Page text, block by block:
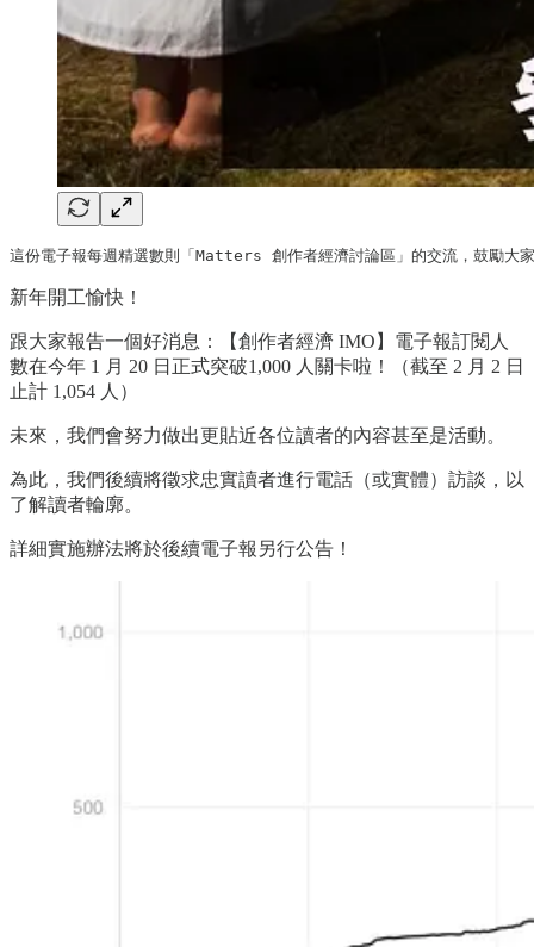
這份電子報每週精選數則「Matters 創作者經濟討論區」的交流，鼓勵大
新年開工愉快！
跟大家報告一個好消息：【創作者經濟 IMO】電子報訂閱人
數在今年 1 月 20 日正式突破1,000 人關卡啦！（截至 2 月 2 日
止計 1,054 人）
未來，我們會努力做出更貼近各位讀者的內容甚至是活動。
為此，我們後續將徵求忠實讀者進行電話（或實體）訪談，以
了解讀者輪廓。
詳細實施辦法將於後續電子報另行公告！